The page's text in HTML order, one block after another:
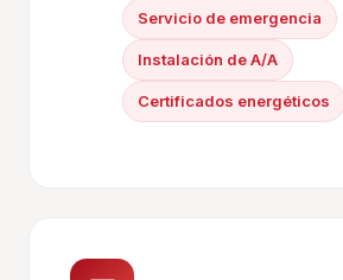
Servicio de emergencia
Instalación de A/A
Certificados energéticos